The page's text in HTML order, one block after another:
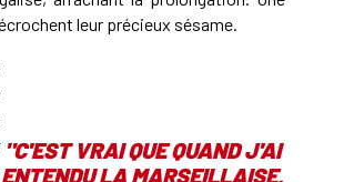
leur précieux sésame.
"C'EST VRAI QUE QUAND J'AI
ENTENDU LA MARSEILLAISE,